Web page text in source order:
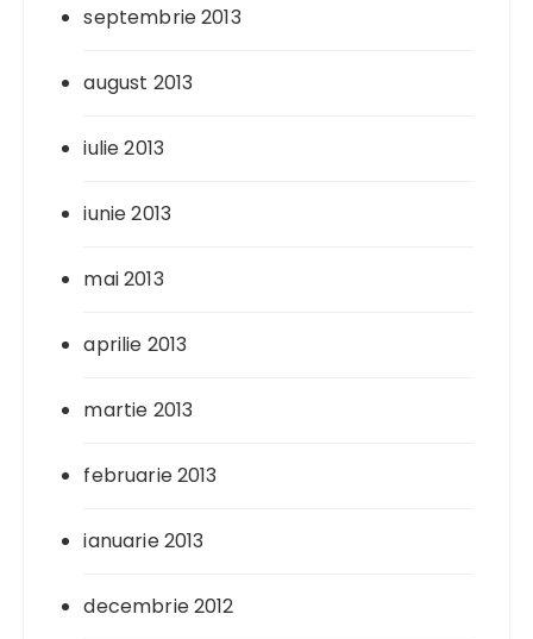
septembrie 2013
august 2013
iulie 2013
iunie 2013
mai 2013
aprilie 2013
martie 2013
februarie 2013
ianuarie 2013
decembrie 2012